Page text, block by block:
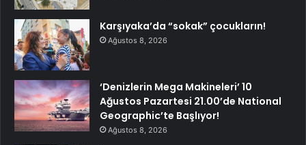
Karşıyaka’da “sokak” çocukların!
Ağustos 8, 2026
‘Denizlerin Mega Makineleri’ 10
Ağustos Pazartesi 21.00’de National
Geographic’te Başlıyor!
Ağustos 8, 2026